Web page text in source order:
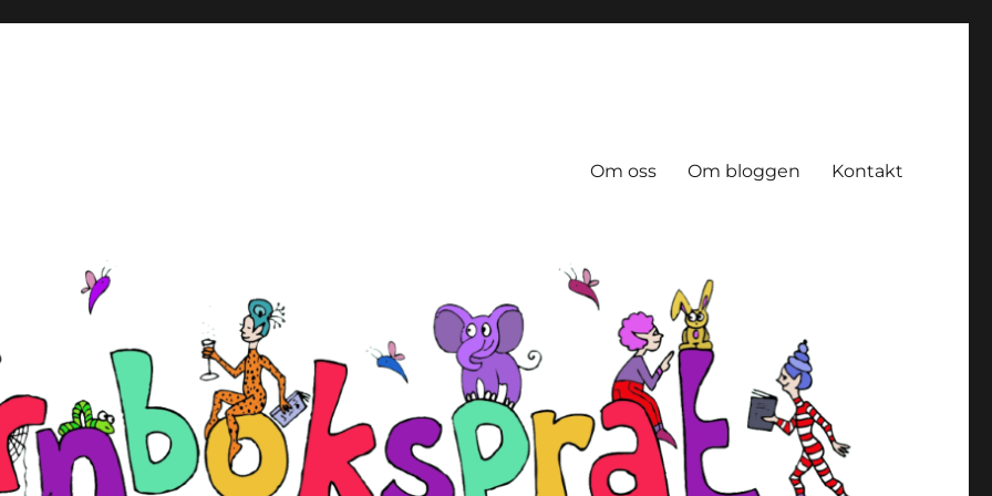
Om oss Om bloggen Kontakt